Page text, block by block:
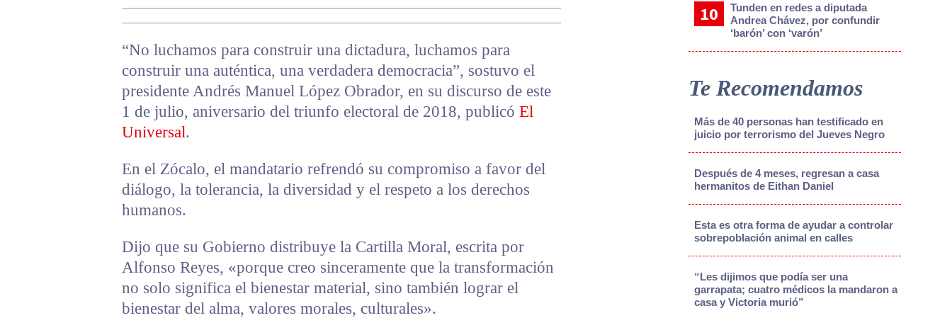
“No luchamos para construir una dictadura, luchamos para
construir una auténtica, una verdadera democracia”, sostuvo el
presidente Andrés Manuel López Obrador, en su discurso de este
1 de julio, aniversario del triunfo electoral de 2018, publicó El
Universal.
En el Zócalo, el mandatario refrendó su compromiso a favor del
diálogo, la tolerancia, la diversidad y el respeto a los derechos
humanos.
Dijo que su Gobierno distribuye la Cartilla Moral, escrita por
Alfonso Reyes, «porque creo sinceramente que la transformación
no solo significa el bienestar material, sino también lograr el
bienestar del alma, valores morales, culturales».
Tunden en redes a diputada
Andrea Chávez, por confundir
‘barón’ con ‘varón’
Te Recomendamos
Más de 40 personas han testificado en
juicio por terrorismo del Jueves Negro
Después de 4 meses, regresan a casa
hermanitos de Eithan Daniel
Esta es otra forma de ayudar a controlar
sobrepoblación animal en calles
“Les dijimos que podía ser una
garrapata; cuatro médicos la mandaron a
casa y Victoria murió”